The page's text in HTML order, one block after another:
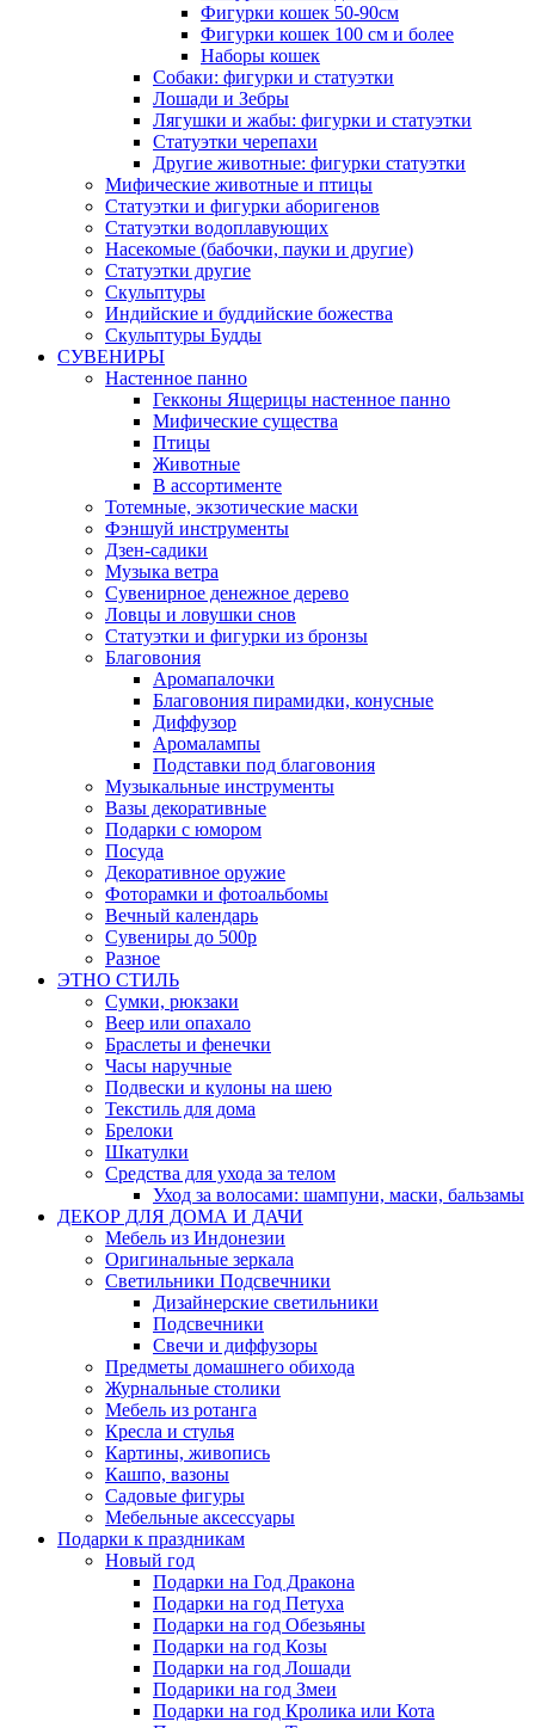
Фигурки кошек 50-90см
Фигурки кошек 100 см и более
Наборы кошек
Собаки: фигурки и статуэтки
Лошади и Зебры
Лягушки и жабы: фигурки и статуэтки
Статуэтки черепахи
Другие животные: фигурки статуэтки
Мифические животные и птицы
Статуэтки и фигурки аборигенов
Статуэтки водоплавующих
Насекомые (бабочки, пауки и другие)
Статуэтки другие
Скульптуры
Индийские и буддийские божества
Скульптуры Будды
СУВЕНИРЫ
Настенное панно
Гекконы Ящерицы настенное панно
Мифические существа
Птицы
Животные
В ассортименте
Тотемные, экзотические маски
Фэншуй инструменты
Дзен-садики
Музыка ветра
Сувенирное денежное дерево
Ловцы и ловушки снов
Статуэтки и фигурки из бронзы
Благовония
Аромапалочки
Благовония пирамидки, конусные
Диффузор
Аромалампы
Подставки под благовония
Музыкальные инструменты
Вазы декоративные
Подарки с юмором
Посуда
Декоративное оружие
Фоторамки и фотоальбомы
Вечный календарь
Сувениры до 500р
Разное
ЭТНО СТИЛЬ
Сумки, рюкзаки
Веер или опахало
Браслеты и фенечки
Часы наручные
Подвески и кулоны на шею
Текстиль для дома
Брелоки
Шкатулки
Средства для ухода за телом
Уход за волосами: шампуни, маски, бальзамы
ДЕКОР ДЛЯ ДОМА И ДАЧИ
Мебель из Индонезии
Оригинальные зеркала
Светильники Подсвечники
Дизайнерские светильники
Подсвечники
Свечи и диффузоры
Предметы домашнего обихода
Журнальные столики
Мебель из ротанга
Кресла и стулья
Картины, живопись
Кашпо, вазоны
Садовые фигуры
Мебельные аксессуары
Подарки к праздникам
Новый год
Подарки на Год Дракона
Подарки на год Петуха
Подарки на год Обезьяны
Подарки на год Козы
Подарки на год Лошади
Подарики на год Змеи
Подарки на год Кролика или Кота